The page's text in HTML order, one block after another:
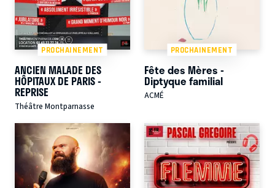
PROCHAINEMENT
ANCIEN MALADE DES
HÔPITAUX DE PARIS -
REPRISE
Théâtre Montparnasse
PROCHAINEMENT
Fête des Mères -
Diptyque familial
ACMÉ